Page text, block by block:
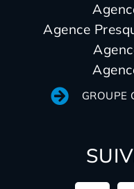
Agence
GROUPE